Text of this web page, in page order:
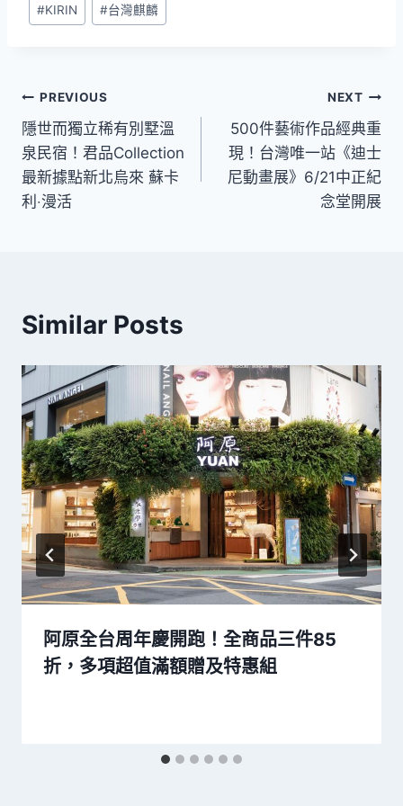
Tags:
#KIRIN #台灣麒麟
文
章
導
覽
PREVIOUS
隱世而獨立稀有別墅溫
泉民宿！君品Collection
最新據點新北烏來 蘇卡
利‧漫活
NEXT
500件藝術作品經典重
現！台灣唯一站《迪士
尼動畫展》6/21中正紀
念堂開展
Similar Posts
阿原全台周年慶開跑！全商品三件85
折，多項超值滿額贈及特惠組